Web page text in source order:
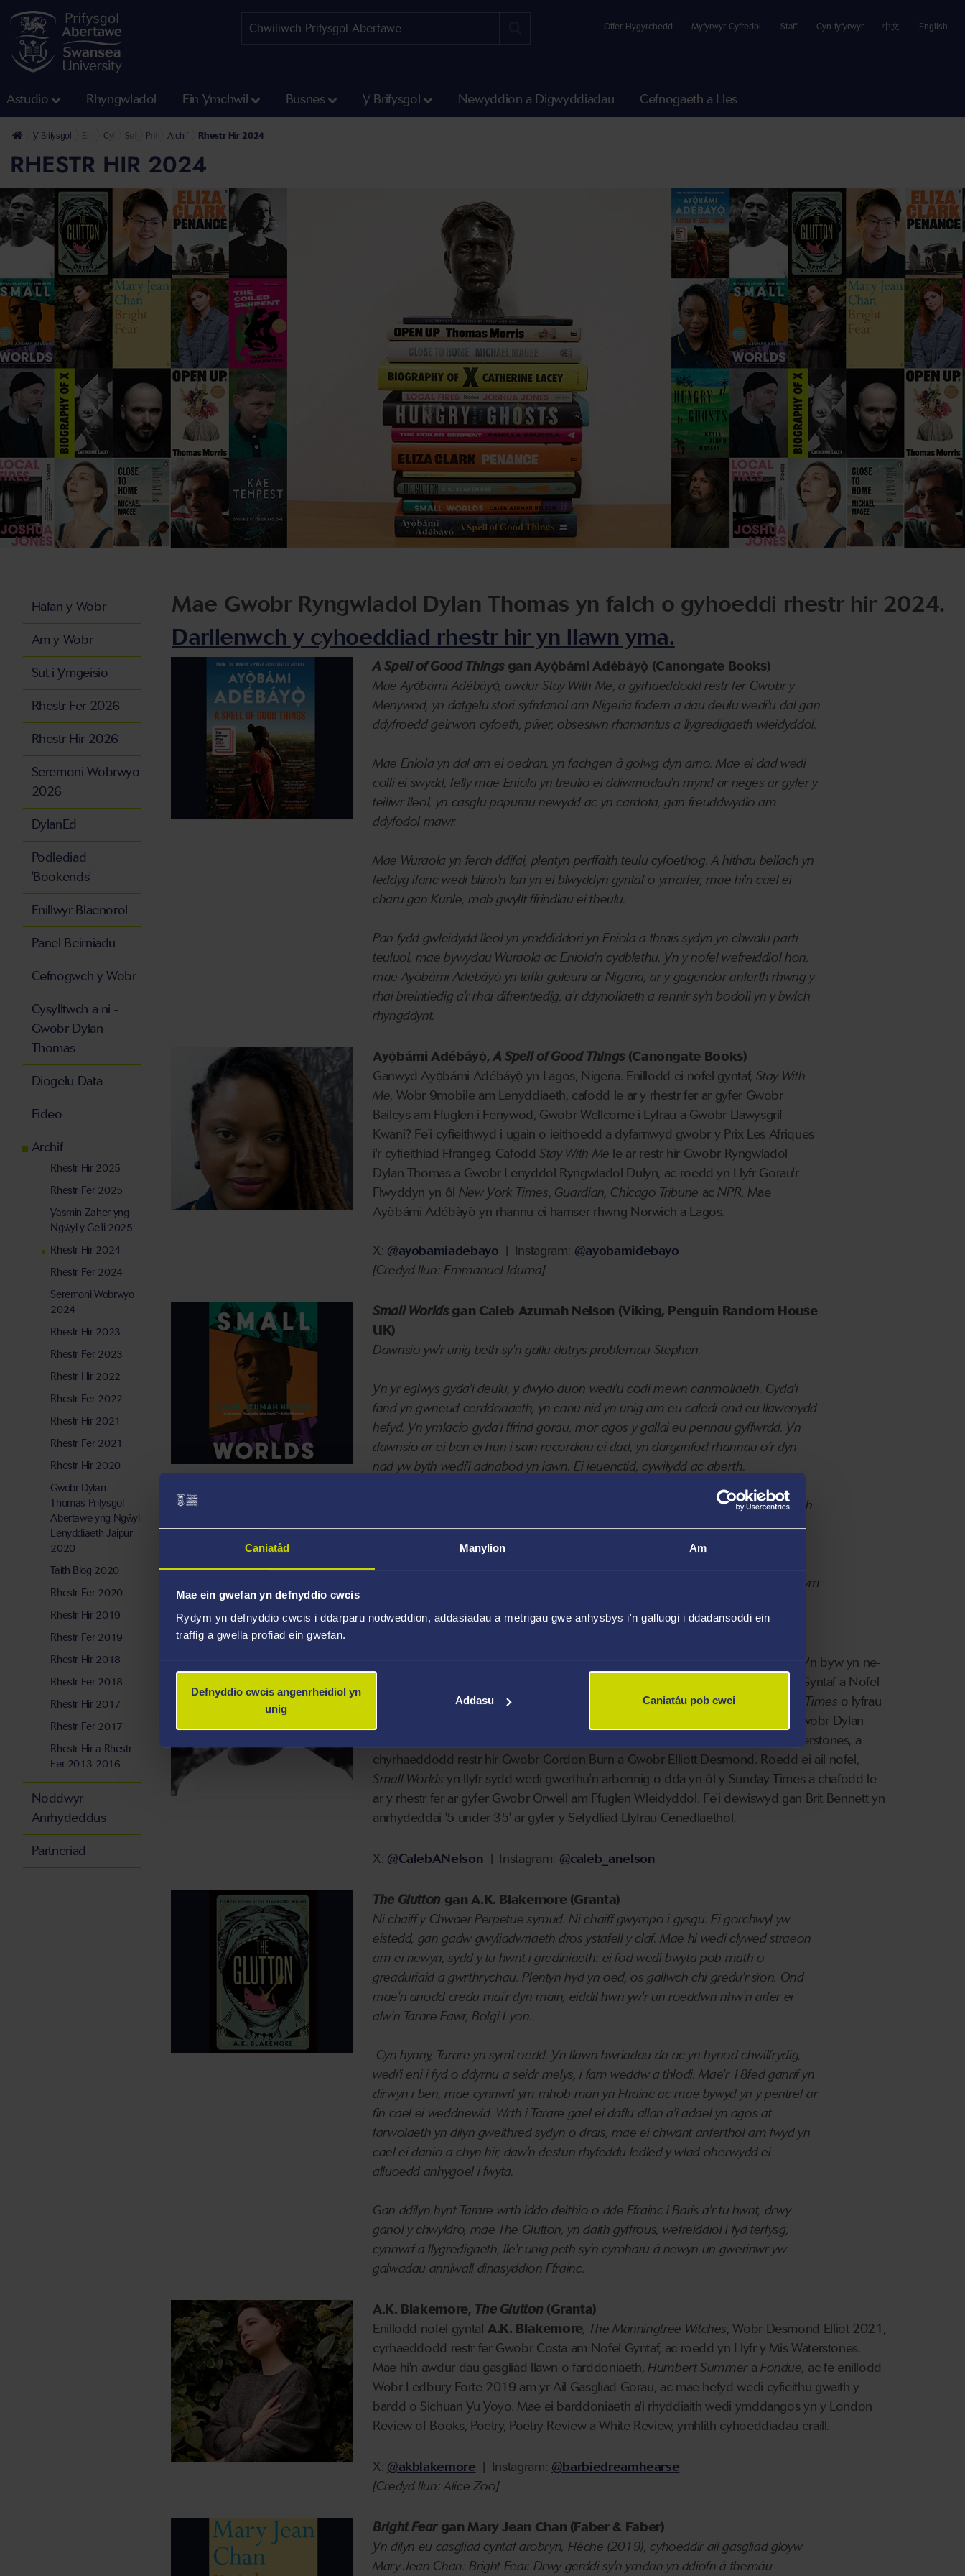
Caniatâd Manylion Am
Mae ein gwefan yn defnyddio cwcis
Rydym yn defnyddio cwcis i ddarparu nodweddion, addasiadau a metrigau gwe anhysbys i'n galluogi i ddadansoddi ein
traffig a gwella profiad ein gwefan.
Defnyddio cwcis angenrheidiol yn
unig
Addasu Caniatáu pob cwci
Offer Hygyrchedd Myfyrwyr Cyfredol Staff Cyn-fyfyrwyr 中文 English
Astudio Rhyngwladol Ein Ymchwil Busnes Y Brifysgol Newyddion a Digwyddiadau Cefnogaeth a Lles
Y Brifysgol Ein Cyfadrannau
Cyfadran y Dyniaethau a'r Gwyddorau Cymdeithasol
Sefydliad Diwylliannol
Prifysgol Abertawe Gwobr Dylan Thomas
Archif Rhestr Hir 2024
RHESTR HIR 2024
Mae Gwobr Ryngwladol Dylan Thomas yn falch o gyhoeddi rhestr hir 2024.
Darllenwch y cyhoeddiad rhestr hir yn llawn yma.
A Spell of Good Things gan Ayọ̀bámi Adébáyọ̀ (Canongate Books)
Mae Ayọ̀bámi Adébáyọ̀, awdur Stay With Me,a gyrhaeddodd restr fer Gwobr y
Menywod, yn datgelu stori syfrdanol am Nigeria fodern a dau deulu wedi'u dal gan
ddyfroedd geirwon cyfoeth, pŵer, obsesiwn rhamantus a llygredigaeth wleidyddol.
Mae Eniola yn dal am ei oedran, yn fachgen â golwg dyn arno. Mae ei dad wedi
colli ei swydd, felly mae Eniola yn treulio ei ddiwrnodau'n mynd ar neges ar gyfer y
teiliwr lleol, yn casglu papurau newydd ac yn cardota, gan freuddwydio am
ddyfodol mawr.
Mae Wuraola yn ferch ddifai, plentyn perffaith teulu cyfoethog. A hithau bellach yn
feddyg ifanc wedi blino'n lan yn ei blwyddyn gyntaf o ymarfer, mae hi'n cael ei
charu gan Kunle, mab gwyllt ffrindiau ei theulu.
Pan fydd gwleidydd lleol yn ymddiddori yn Eniola a thrais sydyn yn chwalu parti
teuluol, mae bywydau Wuraola ac Eniola'n cydblethu. Yn y nofel wefreiddiol hon,
mae Ayòbámi Adébáyò yn taflu goleuni ar Nigeria, ar y gagendor anferth rhwng y
rhai breintiedig a'r rhai difreintiedig, a'r ddynoliaeth a rennir sy'n bodoli yn y bwlch
rhyngddynt.
Ayọ̀bámi Adébáyọ̀,A Spell of Good Things (Canongate Books)
Ganwyd Ayọ̀bámi Adébáyọ̀ yn Lagos, Nigeria. Enillodd ei nofel gyntaf, Stay With
Me, Wobr 9mobile am Lenyddiaeth, cafodd le ar y rhestr fer ar gyfer Gwobr
Baileys am Ffuglen i Fenywod, Gwobr Wellcome i Lyfrau a Gwobr Llawysgrif
Kwani? Fe'i cyfieithwyd i ugain o ieithoedd a dyfarnwyd gwobr y Prix Les Afriques
i'r cyfieithiad Ffrangeg. CafoddStay With Me le ar restr hir Gwobr Ryngwladol
Dylan Thomas a Gwobr Lenyddol Ryngwladol Dulyn, ac roedd yn Llyfr Gorau'r
Flwyddyn yn ôl New York Times, Guardian, Chicago Tribune acNPR. Mae
Ayòbámi Adébàyò yn rhannu ei hamser rhwng Norwich a Lagos.
X: @ayobamiadebayo | Instagram: @ayobamidebayo
[Credyd llun: Emmanuel Iduma]
Small Worldsgan Caleb Azumah Nelson (Viking, Penguin Random House
UK)
Dawnsio yw'r unig beth sy'n gallu datrys problemau Stephen.
Yn yr eglwys gyda'i deulu, y dwylo duon wedi'u codi mewn canmoliaeth. Gyda'i
fand yn gwneud cerddoriaeth, yn canu nid yn unig am eu caledi ond eu llawenydd
hefyd. Yn ymlacio gyda'i ffrind gorau, mor agos y gallai eu pennau gyffwrdd. Yn
dawnsio ar ei ben ei hun i sain recordiau ei dad, yn darganfod rhannau o’r dyn
nad yw byth wedi'i adnabod yn iawn. Ei ieuenctid, cywilydd ac aberth.
Dim ond mewn caneuon mae Stephen wedi ei adnabod ei hun erioed. Ond beth
a ddaw ohono pan fydd y gerddoriaeth yn tewi?
Y bydoedd lle rydym
Mae Caleb Azumah Nelson yn awdur ac yn ffotograffydd Prydeinig-Ghanaidd sy'n byw yn ne-
, Wobr Costa am Nofel Gyntaf a Nofel
Gyntaf y Flwyddyn yng Ngwobrau Llyfrau Prydain, a chyrhaeddodd frig rhestr y Times o lyfrau
sydd wedi gwerthu'n arbennig o dda. Hefyd, cafodd le ar y rhestr fer ar gyfer Gwobr Dylan
, Llyfr y Flwyddyn Waterstones, a
chyrhaeddodd restr hir Gwobr Gordon Burn a Gwobr Elliott Desmond. Roedd ei ail nofel,
Small Worlds yn llyfr sydd wedi gwerthu'n arbennig o dda yn ôl y Sunday Times a chafodd le
ar y rhestr fer ar gyfer Gwobr Orwell am Ffuglen Wleidyddol. Fe'i dewiswyd gan Brit Bennett yn
anrhydeddai '5 under 35' ar gyfer y Sefydliad Llyfrau Cenedlaethol.
X: @CalebANelson | Instagram: @caleb_anelson
The Glutton gan A.K. Blakemore (Granta)
Ni chaiff y Chwaer Perpetue symud. Ni chaiff gwympo i gysgu. Ei gorchwyl yw
eistedd, gan gadw gwyliadwriaeth dros ystafell y claf. Mae hi wedi clywed straeon
am ei newyn, sydd y tu hwnt i grediniaeth: ei fod wedi bwyta pob math o
greaduriaid a gwrthrychau. Plentyn hyd yn oed, os gallwch chi gredu'r sïon. Ond
mae'n anodd credu mai'r dyn main, eiddil hwn yw'r un roeddwn nhw'n arfer ei
alw'n Tarare Fawr, Bolgi Lyon.
Cyn hynny, Tarare yn syml oedd. Yn llawn bwriadau da ac yn hynod chwilfrydig,
wedi'i eni i fyd o ddyrnu a seidr melys, i fam weddw a thlodi. Mae'r 18fed ganrif yn
dirwyn i ben, mae cynnwrf ym mhob man yn Ffrainc ac mae bywyd yn y pentref ar
fin cael ei weddnewid. Wrth i Tarare gael ei daflu allan a'i adael yn agos at
farwolaeth yn dilyn gweithred sydyn o drais, mae ei chwant anferthol am fwyd yn
cael ei danio a chyn hir, daw'n destun rhyfeddu ledled y wlad oherwydd ei
alluoedd anhygoel i fwyta.
Gan ddilyn hynt Tarare wrth iddo deithio o dde Ffrainc i Baris a'r tu hwnt, drwy
ganol y chwyldro, mae The Glutton, yn daith gyffrous, wefreiddiol i fyd terfysg,
cynnwrf a llygredigaeth, lle'r unig peth sy'n cymharu â newyn un gwerinwr yw
galwadau anniwall dinasyddion Ffrainc.
A.K. Blakemore, The Glutton (Granta)
Enillodd nofel gyntafA.K. Blakemore, The Manningtree Witches, Wobr Desmond Elliot 2021,
cyrhaeddodd restr fer Gwobr Costa am Nofel Gyntaf, ac roedd yn Llyfr y Mis Waterstones.
Mae hi'n awdur dau gasgliad llawn o farddoniaeth,Humbert Summera Fondue, ac fe enillodd
Wobr Ledbury Forte 2019 am yr Ail Gasgliad Gorau, ac mae hefyd wedi cyfieithu gwaith y
bardd o Sichuan Yu Yoyo. Mae ei barddoniaeth a'i rhyddiaith wedi ymddangos yn y London
Review of Books, Poetry, Poetry Review a White Review, ymhlith cyhoeddiadau eraill.
X: @akblakemore | Instagram: @barbiedreamhearse
[Credyd llun: Alice Zoo]
Bright Fear gan Mary Jean Chan (Faber & Faber)
Yn dilyn eu casgliad cyntaf arobryn, Flèche (2019),cyhoeddir ail gasgliad gloyw
Mary Jean Chan: Bright Fear. Drwy gerddi sy'n ymdrin yn ddiofn â themâu
Hafan y Wobr
Am y Wobr
Sut i Ymgeisio
Rhestr Fer 2026
Rhestr Hir 2026
Seremoni Wobrwyo
2026
DylanEd
Podlediad
'Bookends'
Enillwyr Blaenorol
Panel Beirniadu
Cefnogwch y Wobr
Cysylltwch a ni -
Gwobr Dylan
Thomas
Diogelu Data
Fideo
Archif
Rhestr Hir 2025
Rhestr Fer 2025
Yasmin Zaher yng
Ngŵyl y Gelli 2025
Rhestr Hir 2024
Rhestr Fer 2024
Seremoni Wobrwyo
2024
Rhestr Hir 2023
Rhestr Fer 2023
Rhestr Hir 2022
Rhestr Fer 2022
Rhestr Hir 2021
Rhestr Fer 2021
Rhestr Hir 2020
Gwobr Dylan
Thomas Prifysgol
Abertawe yng Ngŵyl
Lenyddiaeth Jaipur
2020
Taith Blog 2020
Rhestr Fer 2020
Rhestr Hir 2019
Rhestr Fer 2019
Rhestr Hir 2018
Rhestr Fer 2018
Rhestr Hir 2017
Rhestr Fer 2017
Rhestr Hir a Rhestr
Fer 2013-2016
Noddwyr
Anrhydeddus
Partneriad